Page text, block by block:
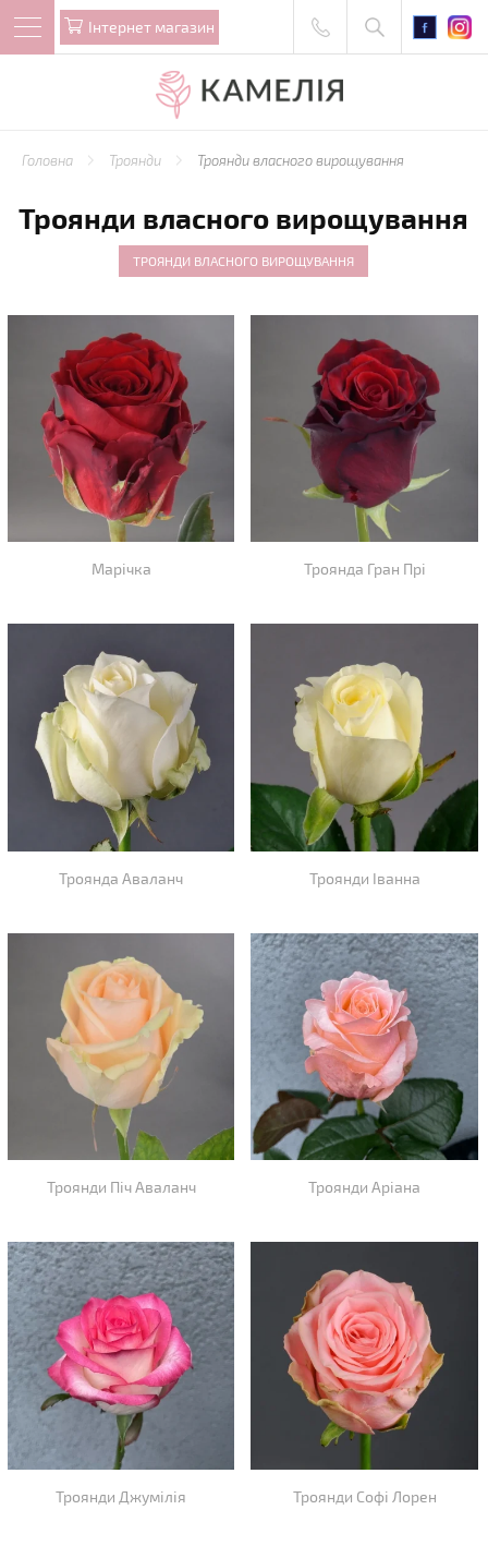
Iнтернет магазин
Головна Троянди Троянди власного вирощування
Троянди власного вирощування
ТРОЯНДИ ВЛАСНОГО ВИРОЩУВАННЯ
Марічка Троянда Гран Прі
Троянда Аваланч Троянди Іванна
Троянди Піч Аваланч Троянди Аріана
Троянди Джумілія Троянди Софі Лорен